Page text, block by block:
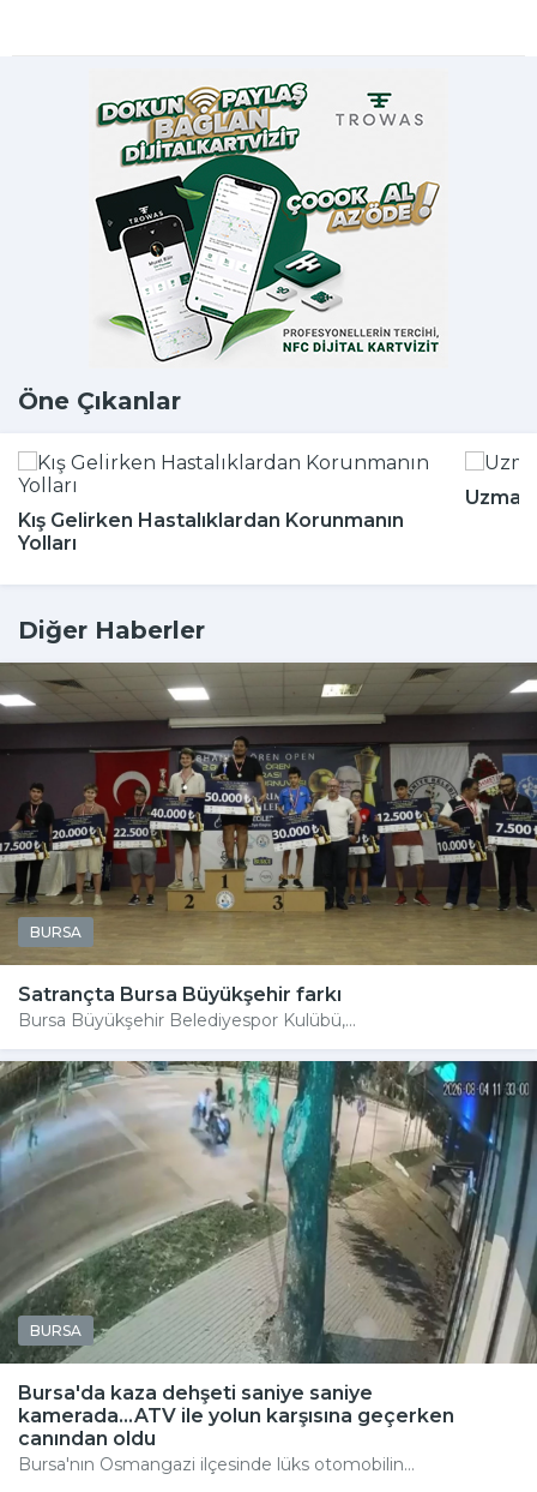
Öne Çıkanlar
Kış Gelirken Hastalıklardan Korunmanın
Yolları
Diğer Haberler
BURSA
Satrançta Bursa Büyükşehir farkı
Bursa Büyükşehir Belediyespor Kulübü,...
BURSA
Bursa'da kaza dehşeti saniye saniye
kamerada...ATV ile yolun karşısına geçerken
canından oldu
Bursa'nın Osmangazi ilçesinde lüks otomobilin...